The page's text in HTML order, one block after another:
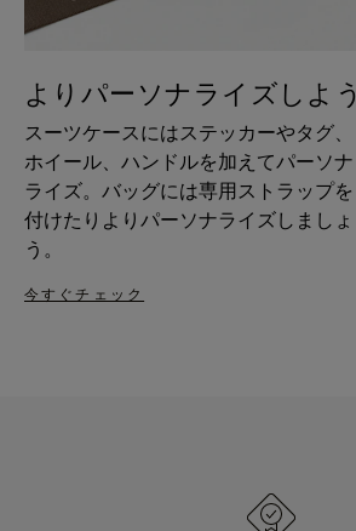
よりパーソナライズしよう
スーツケースにはステッカーやタグ、
ホイール、ハンドルを加えてパーソナ
ライズ。バッグには専用ストラップを
付けたりよりパーソナライズしましょ
う。
今すぐチェック